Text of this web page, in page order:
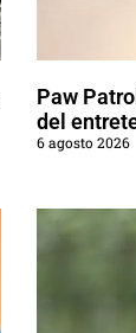
Paw
del
6 agosto 2026